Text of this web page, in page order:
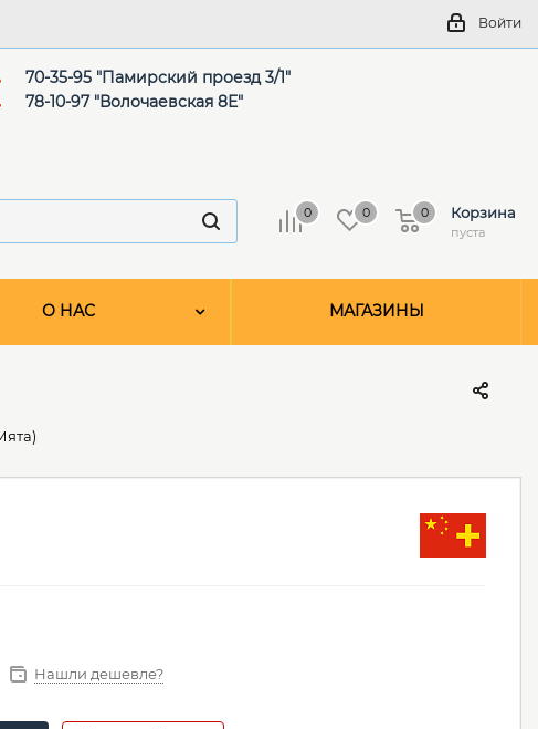
Войти
70-35-95 "Памирский проезд 3/1"
78-10-97 "Волочаевская 8Е"
0 0 Корзина
пуста
0
О НАС МАГАЗИНЫ
Нашли дешевле?